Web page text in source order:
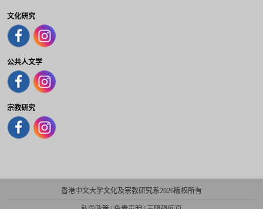
文化研究
公共人文学
宗教研究
香港中文大学文化及宗教研究系2026版权所有